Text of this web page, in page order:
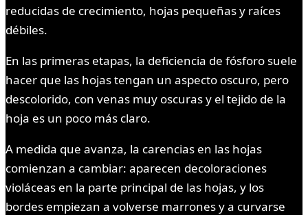
reducidas de crecimiento, hojas pequeñas y raíces
débiles.
En las primeras etapas, la deficiencia de fósforo suele
hacer que las hojas tengan un aspecto oscuro, pero
descolorido, con venas muy oscuras y el tejido de la
hoja es un poco más claro.
A medida que avanza, la carencias en las hojas
comienzan a cambiar: aparecen decoloraciones
violáceas en la parte principal de las hojas, y los
bordes empiezan a volverse marrones y a curvarse